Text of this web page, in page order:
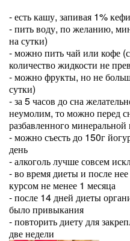
- есть кашу, запивая 1%
- пить воду, по желанию,
на сутки)
- можно пить чай или кофе
количество жидкости не
- можно фрукты, но не
сутки)
- за 5 часов до сна
неумолим, то можно перед
разбавленного минеральной
- можно съесть до 150г
день
- алкоголь лучше совсем
- во время диеты и после
курсом не менее 1 месяца
- после 14 дней диеты
было привыкания
- повторить диету для
две недели